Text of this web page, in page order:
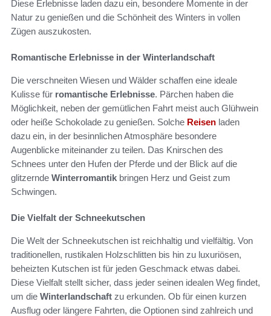
Diese Erlebnisse laden dazu ein, besondere Momente in der
Natur zu genießen und die Schönheit des Winters in vollen
Zügen auszukosten.
Romantische Erlebnisse in der Winterlandschaft
Die verschneiten Wiesen und Wälder schaffen eine ideale
Kulisse für romantische Erlebnisse. Pärchen haben die
Möglichkeit, neben der gemütlichen Fahrt meist auch Glühwein
oder heiße Schokolade zu genießen. Solche Reisen laden
dazu ein, in der besinnlichen Atmosphäre besondere
Augenblicke miteinander zu teilen. Das Knirschen des
Schnees unter den Hufen der Pferde und der Blick auf die
glitzernde Winterromantik bringen Herz und Geist zum
Schwingen.
Die Vielfalt der Schneekutschen
Die Welt der Schneekutschen ist reichhaltig und vielfältig. Von
traditionellen, rustikalen Holzschlitten bis hin zu luxuriösen,
beheizten Kutschen ist für jeden Geschmack etwas dabei.
Diese Vielfalt stellt sicher, dass jeder seinen idealen Weg findet,
um die Winterlandschaft zu erkunden. Ob für einen kurzen
Ausflug oder längere Fahrten, die Optionen sind zahlreich und